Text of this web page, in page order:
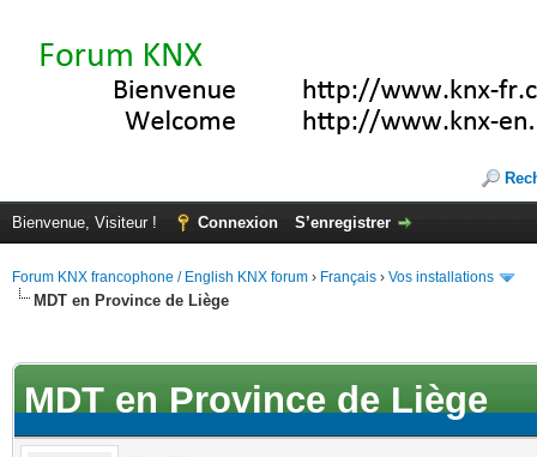
Bienvenue, Visiteur ! Connexion S’enregistrer
Forum KNX francophone / English KNX forum › Français › Vos installations
MDT en Province de Liège
MDT en Province de Liège